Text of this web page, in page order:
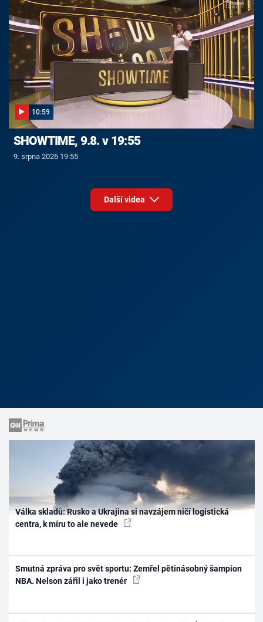
10:59
SHOWTIME, 9.8. v 19:55
9. srpna 2026 19:55
Další videa
Válka skladů: Rusko a Ukrajina si navzájem ničí logistická
centra, k míru to ale nevede
Smutná zpráva pro svět sportu: Zemřel pětinásobný šampion
NBA. Nelson zářil i jako trenér